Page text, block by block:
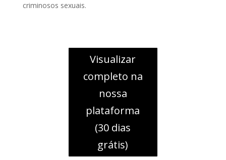
criminosos sexuais.
Visualizar
completo na
nossa
plataforma
(30 dias
grátis)